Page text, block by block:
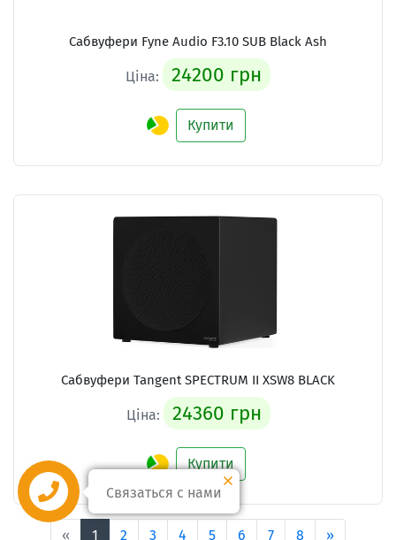
Сабвуфери Fyne Audio F3.10 SUB Black Ash
Ціна: 24200 грн
Купити
Сабвуфери Tangent SPECTRUM II XSW8 BLACK
Ціна: 24360 грн
Купити
« 1 2 3 4 5 6 7 8 »
Связаться с нами